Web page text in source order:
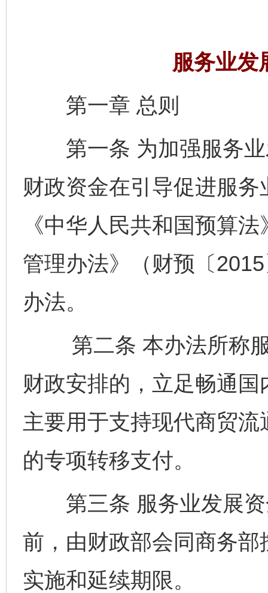
服务业
第一章 总则
第一条 为加强服务业
财政资金在引导促进服
《中华人民共和国预算
管理办法》（财预〔
办法。
第二条 本办法所称服
财政安排的，立足畅通
主要用于支持现代商贸
的专项转移支付。
第三条 服务业发展资
前，由财政部会同商务
实施和延续期限。